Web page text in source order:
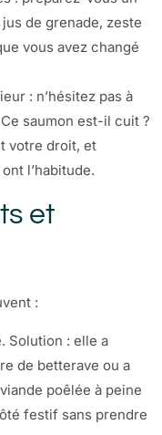
de grenade, zeste
vous avez changé
: n’hésitez pas à
saumon est-il cuit ?
votre droit, et
l’habitude.
et
:
Solution : elle a
de betterave ou a
poêlée à peine
festif sans prendre